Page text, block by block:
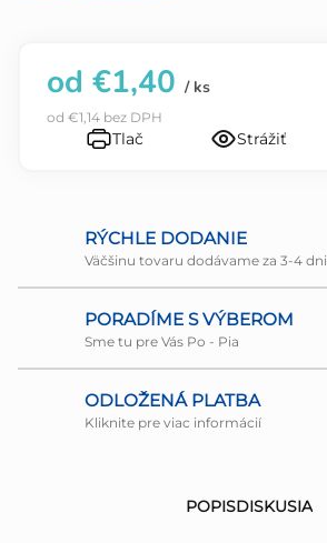
od €1,40 / ks
od €1,14 bez DPH
Tlač Strážiť
RÝCHLE DODANIE
Väčšinu tovaru dodávame za 3-4 dni
PORADÍME S VÝBEROM
Sme tu pre Vás Po - Pia
ODLOŽENÁ PLATBA
Kliknite pre viac informácií
POPISDISKUSIA